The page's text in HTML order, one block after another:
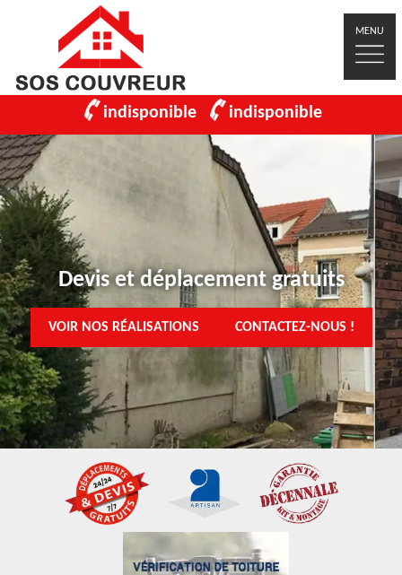
MENU
indisponible indisponible
Devis et déplacement gratuits
VOIR NOS RÉALISATIONS CONTACTEZ-NOUS !